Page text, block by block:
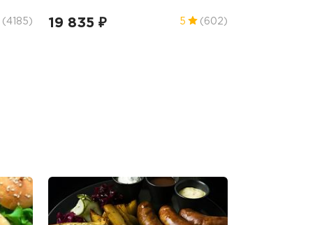
(4185) 19 835 ₽ 5 (602)